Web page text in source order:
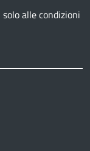
alle condizioni